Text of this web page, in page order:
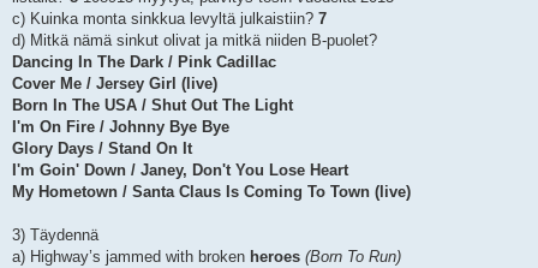
c) Kuinka monta sinkkua levyltä julkaistiin? 7
d) Mitkä nämä sinkut olivat ja mitkä niiden B-puolet?
Dancing In The Dark / Pink Cadillac
Cover Me / Jersey Girl (live)
Born In The USA / Shut Out The Light
I'm On Fire / Johnny Bye Bye
Glory Days / Stand On It
I'm Goin' Down / Janey, Don't You Lose Heart
My Hometown / Santa Claus Is Coming To Town (live)
3) Täydennä
a) Highway’s jammed with broken heroes (Born To Run)